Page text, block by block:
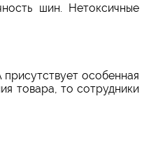
шин. Нетоксичные
особенная
товара, то сотрудники